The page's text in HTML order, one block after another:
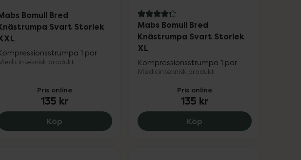
One Size, 229 kr.
Bomull Bred
Svart Storlek
1 par
produkt
Pris online
135 kr
Köp Mabs Bomull Bred Knästrumpa Svart Storlek XXL, 135 kr.
4.2 av 5 i omdöme
Mabs Bomull Bred
Knästrumpa Svart Storlek
XL
Kompressionsstrumpa 1 par
Medicinteknisk produkt
Pris online
135 kr
KöpMabs Bomull Bred